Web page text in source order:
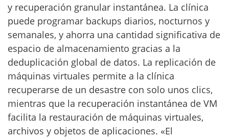
y recuperación granular instantánea. La clínica
puede programar backups diarios, nocturnos y
semanales, y ahorra una cantidad significativa de
espacio de almacenamiento gracias a la
deduplicación global de datos. La replicación de
máquinas virtuales permite a la clínica
recuperarse de un desastre con solo unos clics,
mientras que la recuperación instantánea de VM
facilita la restauración de máquinas virtuales,
archivos y objetos de aplicaciones. «El